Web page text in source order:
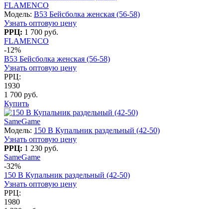
FLAMENCO
Модель: B53 Бейсболка женская (56-58)
Узнать оптовую цену
РРЦ: 1 700 руб.
FLAMENCO
-12%
B53 Бейсболка женская (56-58)
Узнать оптовую цену
РРЦ:
1930
1 700 руб.
Купить
SameGame
Модель: 150 B Купальник раздельный (42-50)
Узнать оптовую цену
РРЦ: 1 230 руб.
SameGame
-32%
150 B Купальник раздельный (42-50)
Узнать оптовую цену
РРЦ:
1980